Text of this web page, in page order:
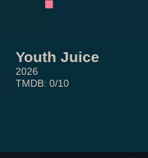
Youth Juice
2026
TMDB: 0/10